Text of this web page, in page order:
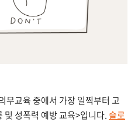
무교육 중에서 가장 일찍부터 고
및 성폭력 예방 교육>입니다. 슬로